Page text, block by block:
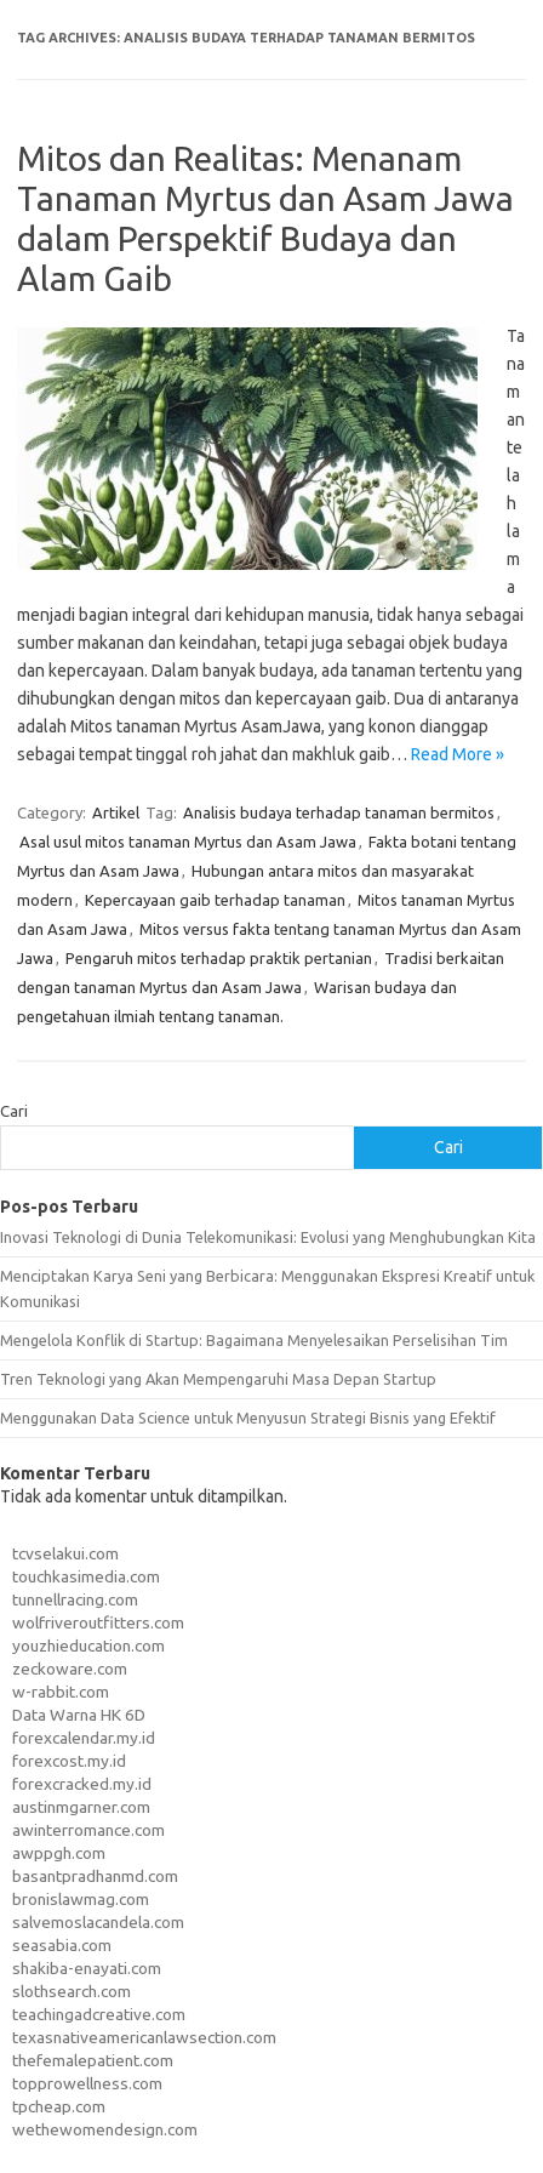
TAG ARCHIVES: ANALISIS BUDAYA TERHADAP TANAMAN BERMITOS
Mitos dan Realitas: Menanam
Tanaman Myrtus dan Asam Jawa
dalam Perspektif Budaya dan
Alam Gaib
Ta
na
m
an
te
la
h
la
m
a
menjadi bagian integral dari kehidupan manusia, tidak hanya sebagai
sumber makanan dan keindahan, tetapi juga sebagai objek budaya
dan kepercayaan. Dalam banyak budaya, ada tanaman tertentu yang
dihubungkan dengan mitos dan kepercayaan gaib. Dua di antaranya
adalah Mitos tanaman Myrtus AsamJawa, yang konon dianggap
sebagai tempat tinggal roh jahat dan makhluk gaib… Read More »
Category: Artikel Tag: Analisis budaya terhadap tanaman bermitos ,
Asal usul mitos tanaman Myrtus dan Asam Jawa , Fakta botani tentang
Myrtus dan Asam Jawa , Hubungan antara mitos dan masyarakat
modern , Kepercayaan gaib terhadap tanaman , Mitos tanaman Myrtus
dan Asam Jawa , Mitos versus fakta tentang tanaman Myrtus dan Asam
Jawa , Pengaruh mitos terhadap praktik pertanian , Tradisi berkaitan
dengan tanaman Myrtus dan Asam Jawa , Warisan budaya dan
pengetahuan ilmiah tentang tanaman.
Cari
Cari
Pos-pos Terbaru
Inovasi Teknologi di Dunia Telekomunikasi: Evolusi yang Menghubungkan Kita
Menciptakan Karya Seni yang Berbicara: Menggunakan Ekspresi Kreatif untuk
Komunikasi
Mengelola Konflik di Startup: Bagaimana Menyelesaikan Perselisihan Tim
Tren Teknologi yang Akan Mempengaruhi Masa Depan Startup
Menggunakan Data Science untuk Menyusun Strategi Bisnis yang Efektif
Komentar Terbaru
Tidak ada komentar untuk ditampilkan.
tcvselakui.com
touchkasimedia.com
tunnellracing.com
wolfriveroutfitters.com
youzhieducation.com
zeckoware.com
w-rabbit.com
Data Warna HK 6D
forexcalendar.my.id
forexcost.my.id
forexcracked.my.id
austinmgarner.com
awinterromance.com
awppgh.com
basantpradhanmd.com
bronislawmag.com
salvemoslacandela.com
seasabia.com
shakiba-enayati.com
slothsearch.com
teachingadcreative.com
texasnativeamericanlawsection.com
thefemalepatient.com
topprowellness.com
tpcheap.com
wethewomendesign.com